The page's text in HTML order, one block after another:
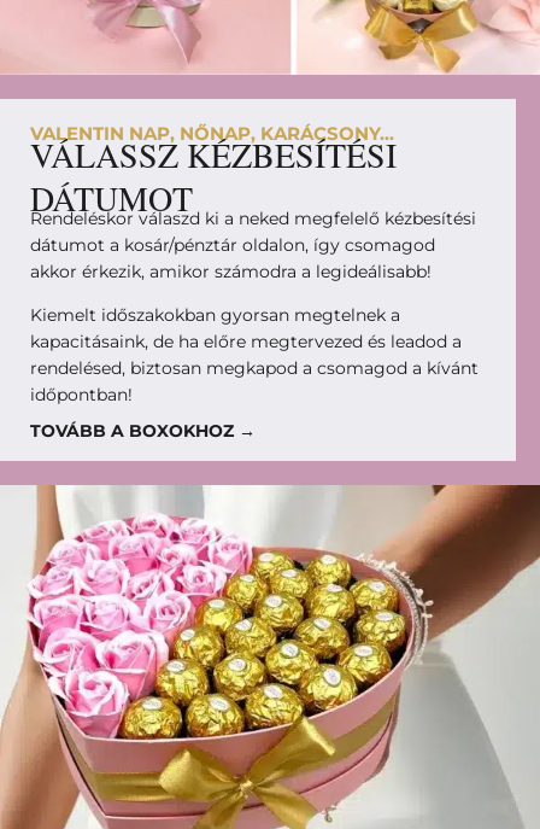
VALENTIN NAP, NŐNAP, KARÁCSONY...
VÁLASSZ KÉZBESÍTÉSI
DÁTUMOT
Rendeléskor válaszd ki a neked megfelelő kézbesítési
dátumot a kosár/pénztár oldalon, így csomagod
akkor érkezik, amikor számodra a legideálisabb!
Kiemelt időszakokban gyorsan megtelnek a
kapacitásaink, de ha előre megtervezed és leadod a
rendelésed, biztosan megkapod a csomagod a kívánt
időpontban!
TOVÁBB A BOXOKHOZ →